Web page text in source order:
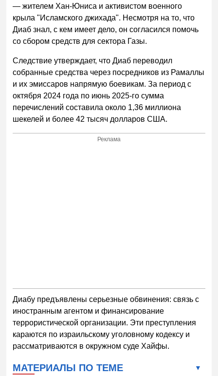
— жителем Хан-Юниса и активистом военного
крыла "Исламского джихада". Несмотря на то, что
Диаб знал, с кем имеет дело, он согласился помочь
со сбором средств для сектора Газы.
Следствие утверждает, что Диаб переводил
собранные средства через посредников из Рамаллы
и их эмиссаров напрямую боевикам. За период с
октября 2024 года по июнь 2025-го сумма
перечислений составила около 1,36 миллиона
шекелей и более 42 тысяч долларов США.
Реклама
Диабу предъявлены серьезные обвинения: связь с
иностранным агентом и финансирование
террористической организации. Эти преступления
караются по израильскому уголовному кодексу и
рассматриваются в окружном суде Хайфы.
МАТЕРИАЛЫ ПО ТЕМЕ